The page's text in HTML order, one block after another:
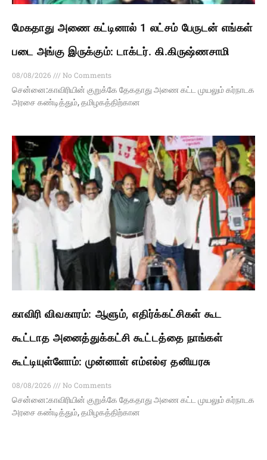
மேகதாது அணை கட்டினால் 1 லட்சம் பேருடன் எங்கள்
படை அங்கு இருக்கும்: டாக்டர். கி.கிருஷ்ணசாமி
08/08/2026
No Comments
சென்னை:காவிரியின் குறுக்கே தேகதாது அணை கட்ட முயலும் கர்நாடக
அரசை கண்டித்தும், தமிழகத்திற்கான
காவிரி விவகாரம்: ஆளும், எதிர்க்கட்சிகள் கூட
கூட்டாத அனைத்துக்கட்சி கூட்டத்தை நாங்கள்
கூட்டியுள்ளோம்: முன்னாள் எம்எல்ஏ தனியரசு
08/08/2026
No Comments
சென்னை:காவிரியின் குறுக்கே தேகதாது அணை கட்ட முயலும் கர்நாடக
அரசை கண்டித்தும், தமிழகத்திற்கான